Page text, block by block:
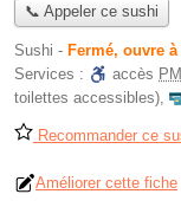
📞 Appeler ce sushi
Sushi - Fermé, ouvre à
Services :
accès
toilettes accessibles),
Recommander ce
Améliorer cette fiche